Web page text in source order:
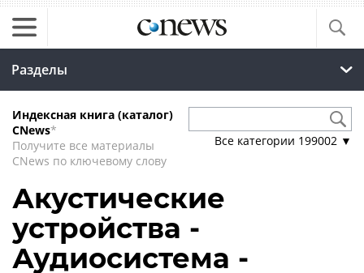
Разделы
Индексная книга (каталог)
CNews*
Получите все материалы
CNews по ключевому слову
Все категории 199002 ▼
Акустические
устройства -
Аудиосистема -